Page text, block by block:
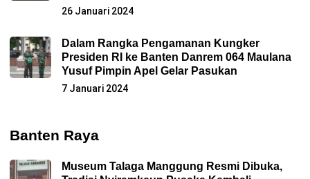
26 Januari 2024
Dalam Rangka Pengamanan Kungker
Presiden RI ke Banten Danrem 064 Maulana
Yusuf Pimpin Apel Gelar Pasukan
7 Januari 2024
Banten Raya
Museum Talaga Manggung Resmi Dibuka,